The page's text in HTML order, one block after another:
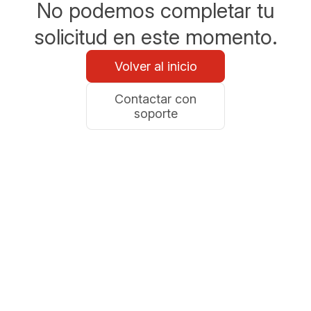
No podemos completar tu
solicitud en este momento.
Volver al inicio
Contactar con
soporte